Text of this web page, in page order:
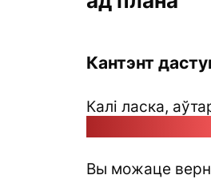
Кантэнт
Калі ласка,
Вы можаце